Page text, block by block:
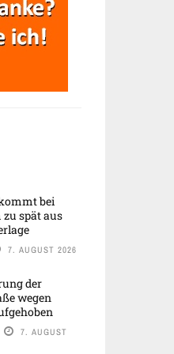
bei
spät aus
7. AUGUST 2026
der
wegen
7. AUGUST